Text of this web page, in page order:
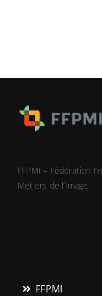
FFPMI – Fédération
Métiers de l’Image
FFPMI